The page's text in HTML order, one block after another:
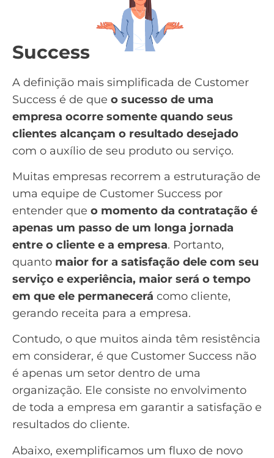
Success
A definição mais simplificada de Customer
Success é de que o sucesso de uma
empresa ocorre somente quando seus
clientes alcançam o resultado desejado
com o auxílio de seu produto ou serviço.
Muitas empresas recorrem a estruturação de
uma equipe de Customer Success por
entender que o momento da contratação é
apenas um passo de um longa jornada
entre o cliente e a empresa. Portanto,
quanto maior for a satisfação dele com seu
serviço e experiência, maior será o tempo
em que ele permanecerá como cliente,
gerando receita para a empresa.
Contudo, o que muitos ainda têm resistência
em considerar, é que Customer Success não
é apenas um setor dentro de uma
organização. Ele consiste no envolvimento
de toda a empresa em garantir a satisfação e
resultados do cliente.
Abaixo, exemplificamos um fluxo de novo